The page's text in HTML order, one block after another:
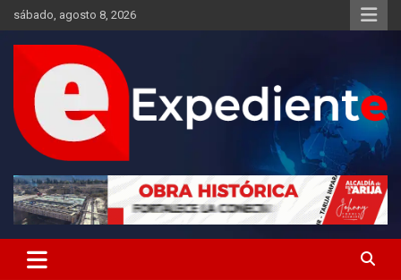
Saltar
al
contenido
sábado, agosto 8, 2026
Expediente